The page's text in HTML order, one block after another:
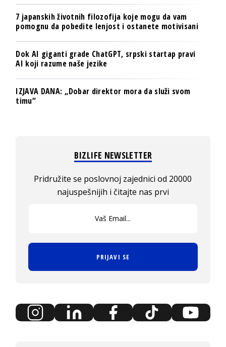
7 japanskih životnih filozofija koje mogu da vam
pomognu da pobedite lenjost i ostanete motivisani
Dok AI giganti grade ChatGPT, srpski startap pravi
AI koji razume naše jezike
IZJAVA DANA: „Dobar direktor mora da služi svom
timu“
BIZLIFE NEWSLETTER
Pridružite se poslovnoj zajednici od 20000
najuspešnijih i čitajte nas prvi
PRIJAVI SE